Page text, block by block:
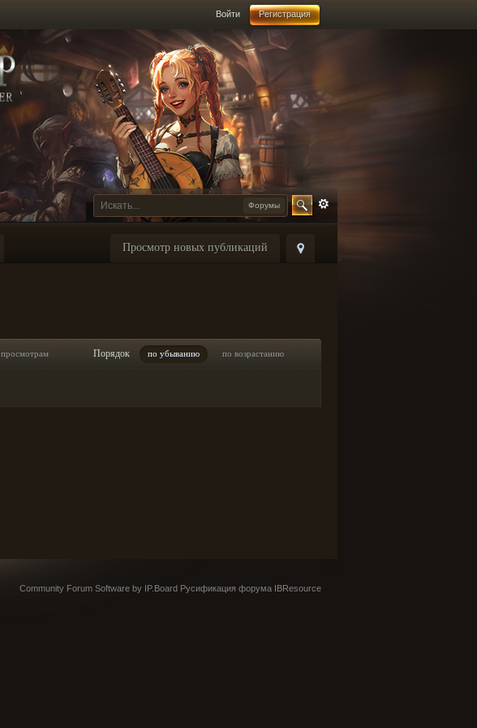
Войти Регистрация
Форумы
Просмотр новых публикаций
просмотрам Порядок по убыванию по возрастанию
Community Forum Software by IP.Board Русификация форума IBResource